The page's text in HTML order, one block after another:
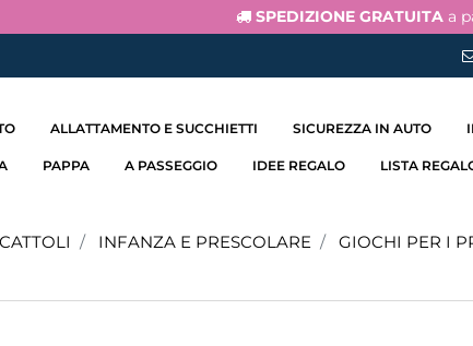
SPEDIZIONE GRATUITA a
ALLATTAMENTO E SUCCHIETTI SICUREZZA IN AUTO
PAPPA A PASSEGGIO IDEE REGALO LISTA
INFANZA E PRESCOLARE GIOCHI PER I